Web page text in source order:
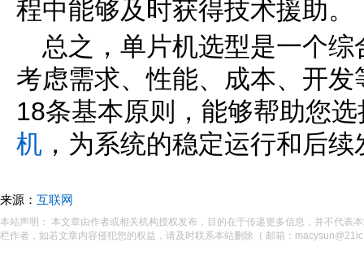
程中能够及时获得技术援助。
总之，单片机选型是一个
考虑需求、性能、成本、开
18条基本原则，能够帮助您
机 ，为系统的稳定运行和后
来源： 互联网
本站声明： 本文章由作者或相关机构授权发布，目的在于传递更多信息，并不代表
栏作者，如若文章内容侵犯您的权益，请及时联系本站删除（ 邮箱：